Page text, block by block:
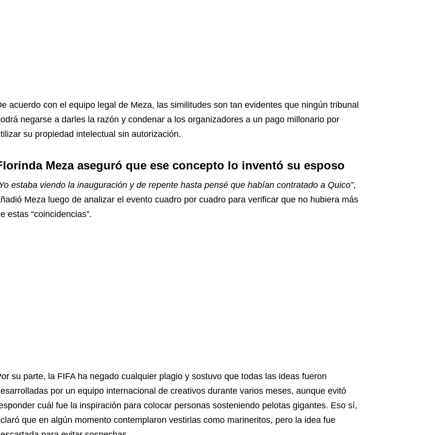
acuerdo con el equipo legal de Meza, las similitudes son tan evidentes que ningún tribunal
negarse a darles la razón y condenar a los organizadores a un pago millonario por
su propiedad intelectual sin autorización.
Meza aseguró que ese concepto lo inventó su esposo
estaba viendo la inauguración y de repente hasta pensé que habían contratado a Quico”,
Meza luego de analizar el evento cuadro por cuadro para verificar que no hubiera más
estas “coincidencias”.
su parte, la FIFA ha negado cualquier plagio y sostuvo que todas las ideas fueron
por un equipo internacional de creativos durante varios meses, aunque evitó
cuál fue la inspiración para colocar personas sosteniendo pelotas gigantes. Eso sí,
que en algún momento contemplaron vestirlas como marineritos, pero la idea fue